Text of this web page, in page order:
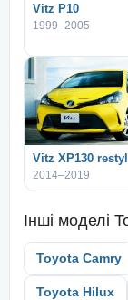
Vitz P10
1999–2005
Vitz XP130
2014–2019
Інші моделі
Toyota Camry
Toyota Hilux